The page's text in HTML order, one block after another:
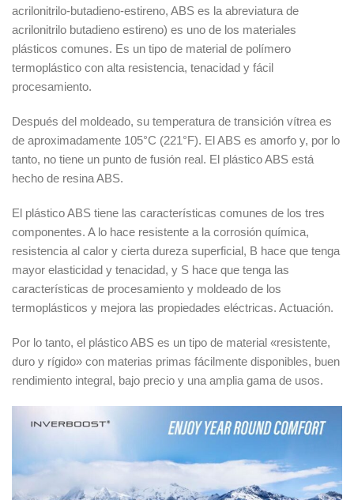
acrilonitrilo-butadieno-estireno, ABS es la abreviatura de
acrilonitrilo butadieno estireno) es uno de los materiales
plásticos comunes. Es un tipo de material de polímero
termoplástico con alta resistencia, tenacidad y fácil
procesamiento.
Después del moldeado, su temperatura de transición vítrea es
de aproximadamente 105°C (221°F). El ABS es amorfo y, por lo
tanto, no tiene un punto de fusión real. El plástico ABS está
hecho de resina ABS.
El plástico ABS tiene las características comunes de los tres
componentes. A lo hace resistente a la corrosión química,
resistencia al calor y cierta dureza superficial, B hace que tenga
mayor elasticidad y tenacidad, y S hace que tenga las
características de procesamiento y moldeado de los
termoplásticos y mejora las propiedades eléctricas. Actuación.
Por lo tanto, el plástico ABS es un tipo de material «resistente,
duro y rígido» con materias primas fácilmente disponibles, buen
rendimiento integral, bajo precio y una amplia gama de usos.